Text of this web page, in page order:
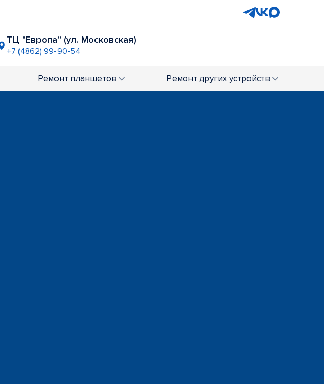
ТЦ "Европа" (ул. Московская)
+7 (4862) 99-90-54
Ремонт планшетов Ремонт других устройств